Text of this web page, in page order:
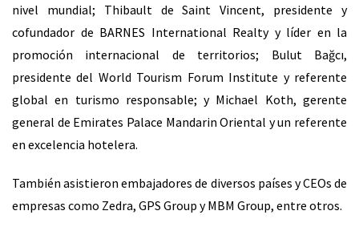
nivel mundial; Thibault de Saint Vincent, presidente y
cofundador de BARNES International Realty y líder en la
promoción internacional de territorios; Bulut Bağcı,
presidente del World Tourism Forum Institute y referente
global en turismo responsable; y Michael Koth, gerente
general de Emirates Palace Mandarin Oriental y un referente
en excelencia hotelera.
También asistieron embajadores de diversos países y CEOs de
empresas como Zedra, GPS Group y MBM Group, entre otros.